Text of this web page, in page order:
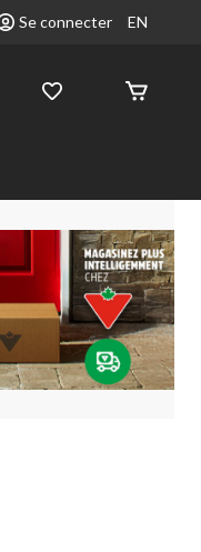
Se connecter EN